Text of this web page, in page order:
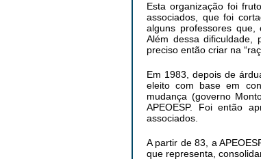
Esta organização foi
associados, que foi
alguns professores que,
Além dessa dificuldade,
preciso então criar na
Em 1983, depois de
eleito com base em
mudança (governo
APEOESP. Foi então
associados.
A partir de 83, a
que representa,